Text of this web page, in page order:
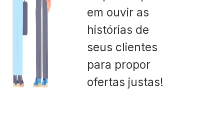
em ouvir as
histórias de
seus clientes
para propor
ofertas justas!